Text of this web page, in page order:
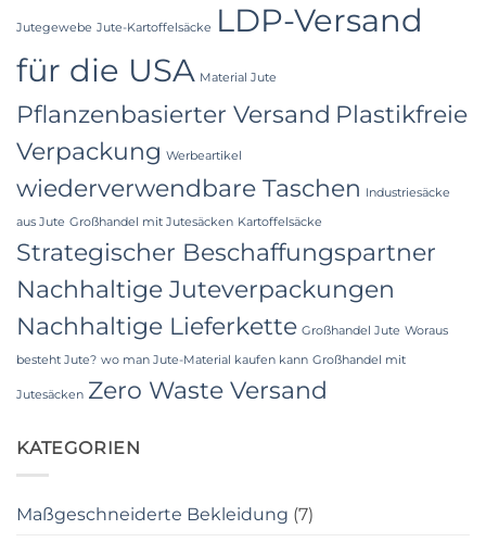
Jutegewebe Jute-Kartoffelsäcke
LDP-Versand
für die USA Material Jute
Pflanzenbasierter Versand Plastikfreie
Verpackung Werbeartikel
wiederverwendbare Taschen Industriesäcke
aus Jute Großhandel mit Jutesäcken Kartoffelsäcke
Strategischer Beschaffungspartner
Nachhaltige Juteverpackungen
Nachhaltige Lieferkette Großhandel Jute Woraus
besteht Jute? wo man Jute-Material kaufen kann Großhandel mit
Jutesäcken Zero Waste Versand
KATEGORIEN
Maßgeschneiderte Bekleidung (7)